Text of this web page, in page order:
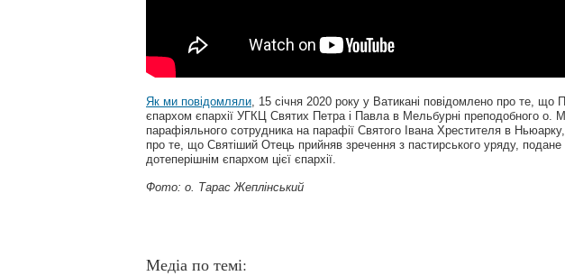
Як ми повідомляли , 15 січня 2020 року у Ватикані повідомлено про те,
єпархом єпархії УГКЦ Святих Петра і Павла в Мельбурні преподобного о.
парафіяльного сотрудника на парафії Святого Івана Хрестителя в
про те, що Святіший Отець прийняв зречення з пастирського уряду,
дотеперішнім єпархом цієї єпархії.
Фото: о. Тарас Жеплінський
Медіа по темі: